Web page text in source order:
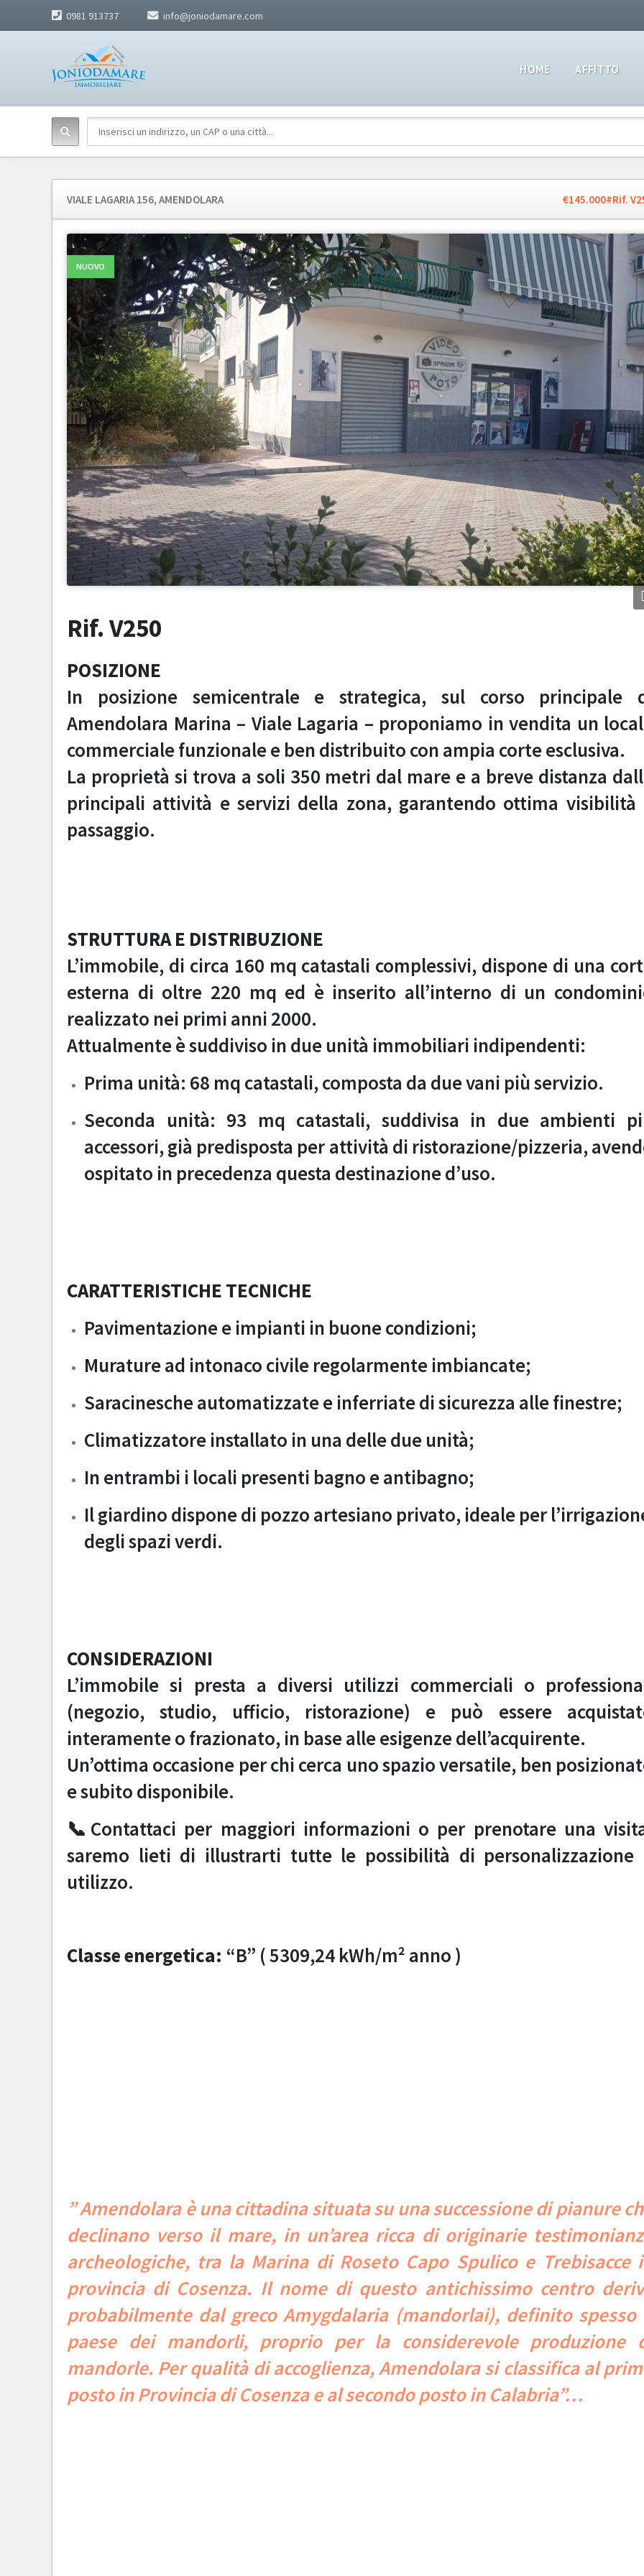
0981 913737 info@joniodamare.com
HOME AFFITTO
VIALE LAGARIA 156, AMENDOLARA €145.000#Rif.
NUOVO
NUOVO
NUOVO
NUOVO
NUOVO
NUOVO
NUOVO
Rif. V250
POSIZIONE
In posizione semicentrale e strategica, sul corso principale
Amendolara Marina – Viale Lagaria – proponiamo in vendita un
commerciale funzionale e ben distribuito con ampia corte esclusiva.
La proprietà si trova a soli 350 metri dal mare e a breve distanza
principali attività e servizi della zona, garantendo ottima visibilità
passaggio.
STRUTTURA E DISTRIBUZIONE
L’immobile, di circa 160 mq catastali complessivi, dispone di una
esterna di oltre 220 mq ed è inserito all’interno di un
realizzato nei primi anni 2000.
Attualmente è suddiviso in due unità immobiliari indipendenti:
Prima unità: 68 mq catastali, composta da due vani più servizio.
Seconda unità: 93 mq catastali, suddivisa in due ambienti
accessori, già predisposta per attività di ristorazione/pizzeria,
ospitato in precedenza questa destinazione d’uso.
CARATTERISTICHE TECNICHE
Pavimentazione e impianti in buone condizioni;
Murature ad intonaco civile regolarmente imbiancate;
Saracinesche automatizzate e inferriate di sicurezza alle finestre;
Climatizzatore installato in una delle due unità;
In entrambi i locali presenti bagno e antibagno;
Il giardino dispone di pozzo artesiano privato, ideale per
degli spazi verdi.
CONSIDERAZIONI
L’immobile si presta a diversi utilizzi commerciali o
(negozio, studio, ufficio, ristorazione) e può essere
interamente o frazionato, in base alle esigenze dell’acquirente.
Un’ottima occasione per chi cerca uno spazio versatile, ben
e subito disponibile.
📞Contattaci per maggiori informazioni o per prenotare una
saremo lieti di illustrarti tutte le possibilità di personalizzazione
utilizzo.
Classe energetica: “B” ( 5309,24 kWh/m² anno )
” Amendolara è una cittadina situata su una successione di pianure
declinano verso il mare, in un’area ricca di originarie
archeologiche, tra la Marina di Roseto Capo Spulico e Trebisacce
provincia di Cosenza. Il nome di questo antichissimo centro
probabilmente dal greco Amygdalaria (mandorlai), definito spesso
paese dei mandorli, proprio per la considerevole produzione
mandorle. Per qualità di accoglienza, Amendolara si classifica al
posto in Provincia di Cosenza e al secondo posto in Calabria”…